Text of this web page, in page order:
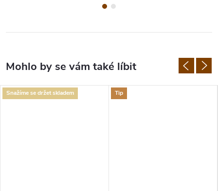
Snažíme se držet skladem Tip